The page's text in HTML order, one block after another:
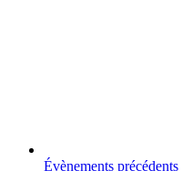
Évènements précédents